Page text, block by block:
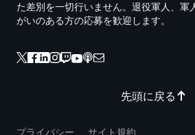
先頭に戻る
た差別を一切行いません。退役軍人、軍
がいのある方の応募を歓迎します。
プライバシー サイト規約